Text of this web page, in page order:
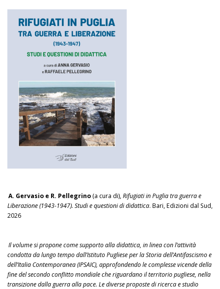
A. Gervasio e R. Pellegrino (a cura di),Rifugiati in Puglia tra guerra e
Liberazione (1943-1947). Studi e questioni di didattica. Bari, Edizioni dal Sud,
2026
Il volume si propone come supporto alla didattica, in linea con l’attività
condotta da lungo tempo dall’Istituto Pugliese per la Storia dell’Antifascismo e
dell’Italia Contemporanea (IPSAIC), approfondendo le complesse vicende della
fine del secondo conflitto mondiale che riguardano il territorio pugliese, nella
transizione dalla guerra alla pace. Le diverse proposte di ricerca e studio